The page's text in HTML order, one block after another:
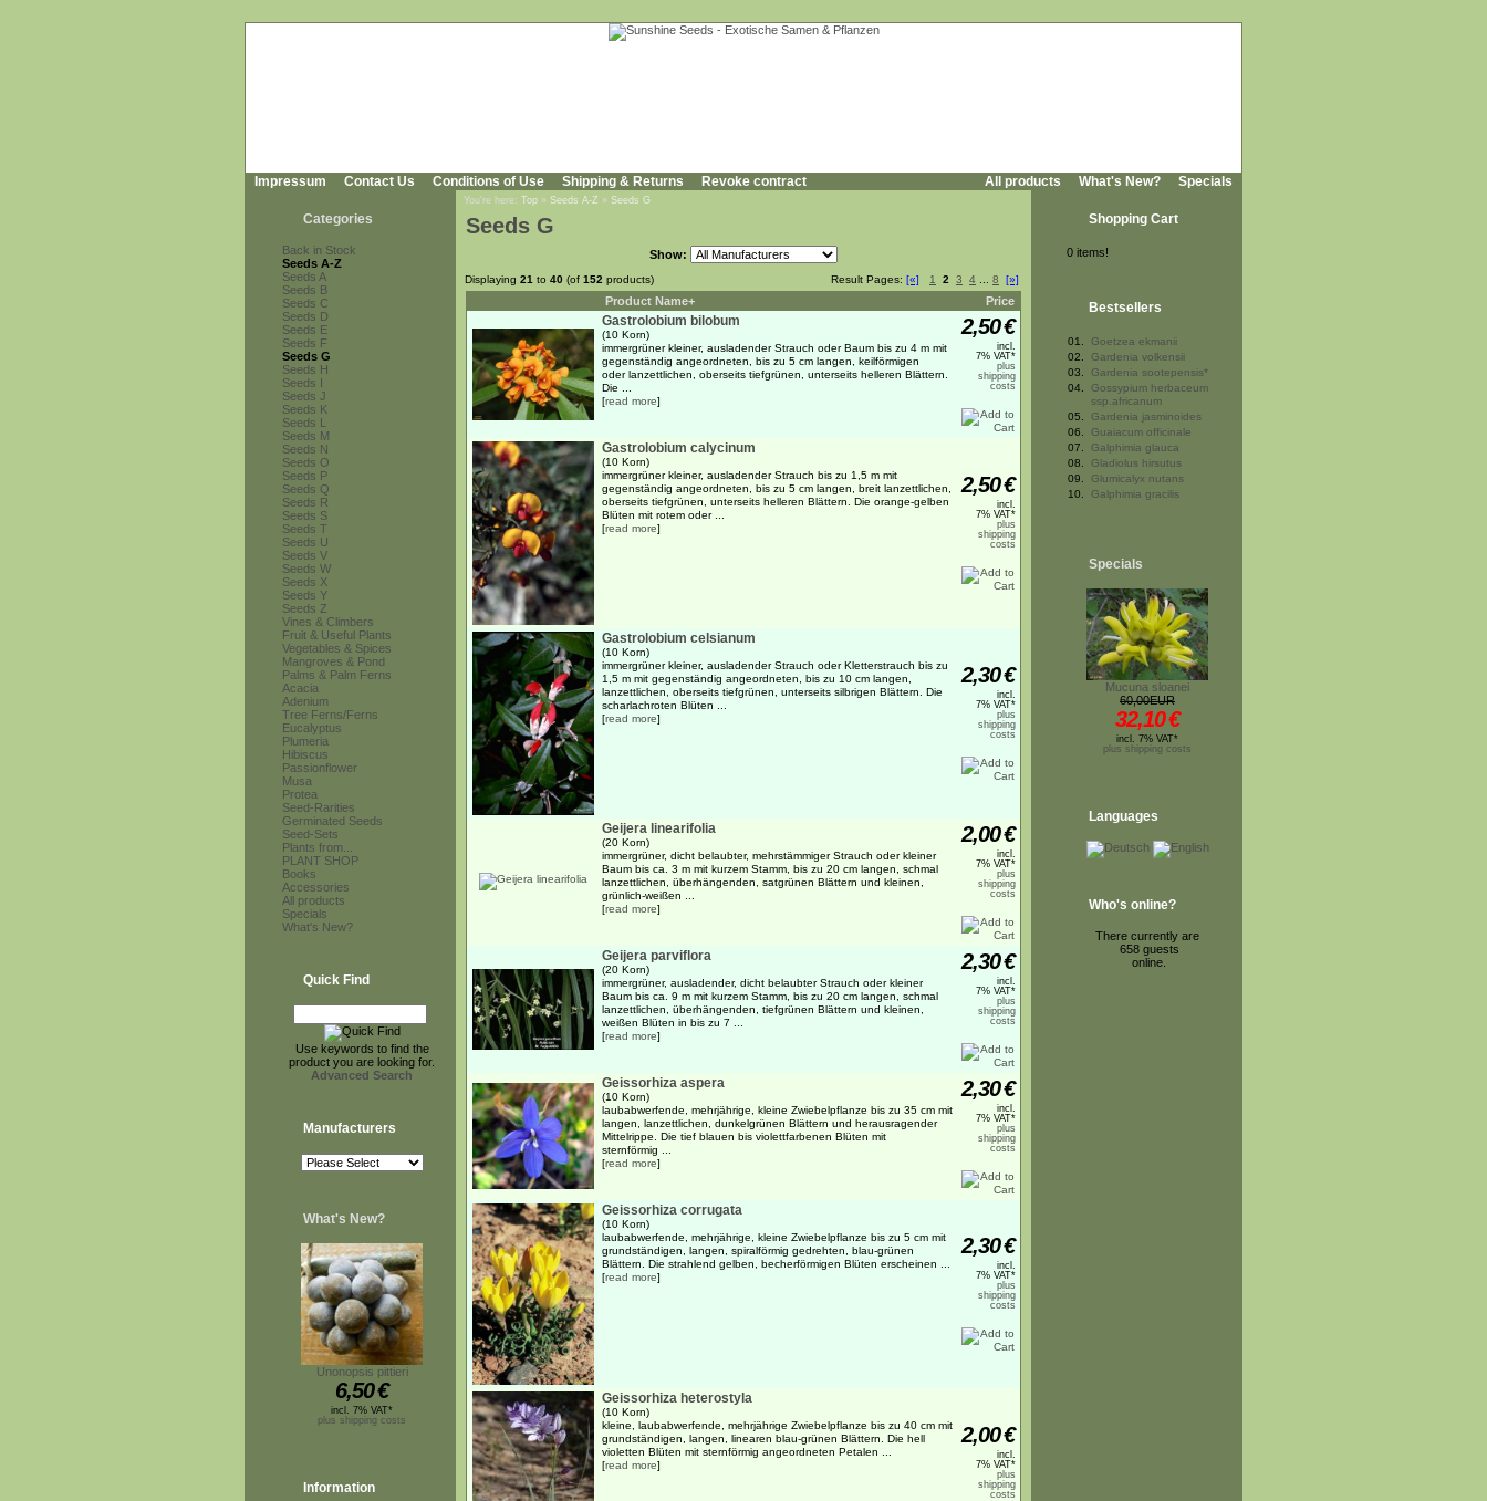
Impressum Contact Us Conditions of Use Shipping & Returns Revoke contract All products What's New? Specials
Categories
Back in Stock
Seeds A-Z
Seeds A
Seeds B
Seeds C
Seeds D
Seeds E
Seeds F
Seeds G
Seeds H
Seeds I
Seeds J
Seeds K
Seeds L
Seeds M
Seeds N
Seeds O
Seeds P
Seeds Q
Seeds R
Seeds S
Seeds T
Seeds U
Seeds V
Seeds W
Seeds X
Seeds Y
Seeds Z
Vines & Climbers
Fruit & Useful Plants
Vegetables & Spices
Mangroves & Pond
Palms & Palm Ferns
Acacia
Adenium
Tree Ferns/Ferns
Eucalyptus
Plumeria
Hibiscus
Passionflower
Musa
Protea
Seed-Rarities
Germinated Seeds
Seed-Sets
Plants from...
PLANT SHOP
Books
Accessories
All products
Specials
What's New?
Quick Find
Use keywords to find the
product you are looking for.
Advanced Search
Manufacturers
What's New?
Unonopsis pittieri
6,50€
incl. 7% VAT*
plus shipping costs
Information
You're here: Top » Seeds A-Z » Seeds G
Seeds G
Show:
Displaying 21 to 40 (of 152 products) Result Pages: [«] 1 2 3 4 8 [»]
Product Name+ Price
Gastrolobium bilobum
(10 Korn)
immergrüner kleiner, ausladender Strauch oder Baum bis zu 4 m mit
gegenständig angeordneten, bis zu 5 cm langen, keilförmigen
oder lanzettlichen, oberseits tiefgrünen, unterseits helleren Blättern.
Die ...
[read more]
2,50€
incl.
7% VAT*
plus
shipping
costs
Gastrolobium calycinum
(10 Korn)
immergrüner kleiner, ausladender Strauch bis zu 1,5 m mit
gegenständig angeordneten, bis zu 5 cm langen, breit lanzettlichen,
oberseits tiefgrünen, unterseits helleren Blättern. Die orange-gelben
Blüten mit rotem oder ...
[read more]
2,50€
incl.
7% VAT*
plus
shipping
costs
Gastrolobium celsianum
(10 Korn)
immergrüner kleiner, ausladender Strauch oder Kletterstrauch bis zu
1,5 m mit gegenständig angeordneten, bis zu 10 cm langen,
lanzettlichen, oberseits tiefgrünen, unterseits silbrigen Blättern. Die
scharlachroten Blüten ...
[read more]
2,30€
incl.
7% VAT*
plus
shipping
costs
Geijera linearifolia
(20 Korn)
immergrüner, dicht belaubter, mehrstämmiger Strauch oder kleiner
Baum bis ca. 3 m mit kurzem Stamm, bis zu 20 cm langen, schmal
lanzettlichen, überhängenden, satgrünen Blättern und kleinen,
grünlich-weißen ...
[read more]
2,00€
incl.
7% VAT*
plus
shipping
costs
Geijera parviflora
(20 Korn)
immergrüner, ausladender, dicht belaubter Strauch oder kleiner
Baum bis ca. 9 m mit kurzem Stamm, bis zu 20 cm langen, schmal
lanzettlichen, überhängenden, tiefgrünen Blättern und kleinen,
weißen Blüten in bis zu 7 ...
[read more]
2,30€
incl.
7% VAT*
plus
shipping
costs
Geissorhiza aspera
(10 Korn)
laubabwerfende, mehrjährige, kleine Zwiebelpflanze bis zu 35 cm mit
langen, lanzettlichen, dunkelgrünen Blättern und herausragender
Mittelrippe. Die tief blauen bis violettfarbenen Blüten mit
sternförmig ...
[read more]
2,30€
incl.
7% VAT*
plus
shipping
costs
Geissorhiza corrugata
(10 Korn)
laubabwerfende, mehrjährige, kleine Zwiebelpflanze bis zu 5 cm mit
grundständigen, langen, spiralförmig gedrehten, blau-grünen
Blättern. Die strahlend gelben, becherförmigen Blüten erscheinen ...
[read more]
2,30€
incl.
7% VAT*
plus
shipping
costs
Geissorhiza heterostyla
(10 Korn)
kleine, laubabwerfende, mehrjährige Zwiebelpflanze bis zu 40 cm mit
grundständigen, langen, linearen blau-grünen Blättern. Die hell
violetten Blüten mit sternförmig angeordneten Petalen ...
[read more]
2,00€
incl.
7% VAT*
plus
shipping
costs
Shopping Cart
0 items!
Bestsellers
01.
Goetzea ekmanii
02.
Gardenia volkensii
03.
Gardenia sootepensis*
04.
Gossypium herbaceum
ssp.africanum
05.
Gardenia jasminoides
06.
Guaiacum officinale
07.
Galphimia glauca
08.
Gladiolus hirsutus
09.
Glumicalyx nutans
10.
Galphimia gracilis
Specials
Mucuna sloanei
60,00EUR
32,10€
incl. 7% VAT*
plus shipping costs
Languages
Who's online?
There currently are
658 guests
online.